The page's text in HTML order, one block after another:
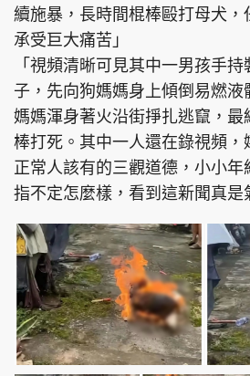
續施暴，長時間棍棒毆打母犬，
承受巨大痛苦」
「視頻清晰可見其中一男孩手
子，先向狗媽媽身上傾倒易燃液
媽媽渾身著火沿街掙扎逃竄，
棒打死。其中一人還在錄視頻
正常人該有的三觀道德，小小年
指不定怎麼樣，看到這新聞真是